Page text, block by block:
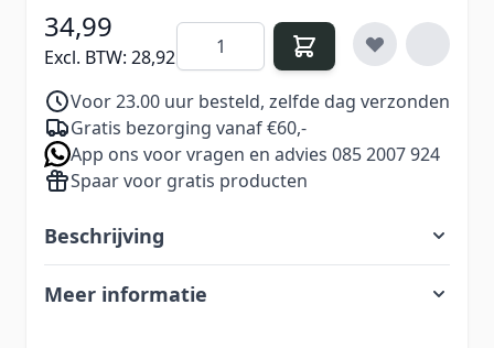
34,99
Excl. BTW: 28,92
Aantal
Voor 23.00 uur besteld, zelfde dag verzonden
Gratis bezorging vanaf €60,-
App ons voor vragen en advies 085 2007 924
Spaar voor gratis producten
Beschrijving
Meer informatie